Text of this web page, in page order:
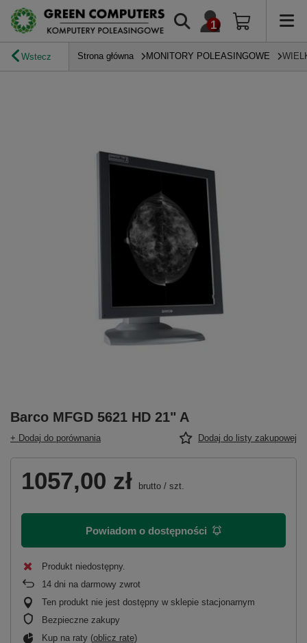
Wstecz Strona główna MONITORY POLEASINGOWE
Barco MFGD 5621 HD 21" A
+ Dodaj do porównania Dodaj do listy zakupowej
1057,00 zł brutto / szt.
Powiadom o dostępności
Produkt niedostępny
14 dni na darmowy zwrot
Ten produkt nie jest dostępny w sklepie stacjonarnym
Bezpieczne zakupy
Kup na raty (oblicz ratę)